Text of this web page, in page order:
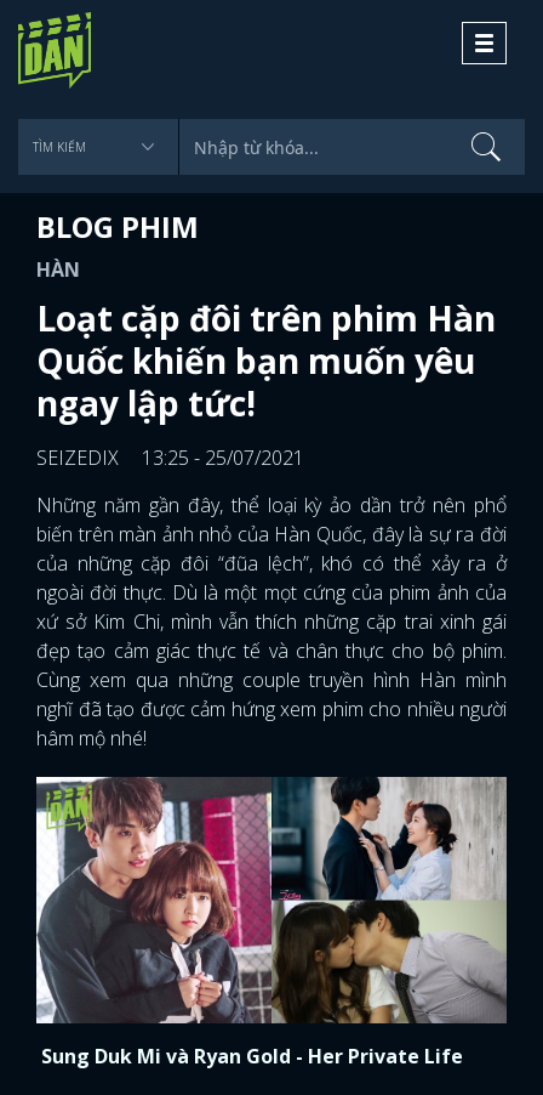
Toggle
BLOG PHIM
HÀN
Loạt cặp đôi trên phim Hàn
Quốc khiến bạn muốn yêu
ngay lập tức!
SEIZEDIX
13:25 - 25/07/2021
Những năm gần đây, thể loại kỳ ảo dần trở nên phổ
biến trên màn ảnh nhỏ của Hàn Quốc, đây là sự ra đời
của những cặp đôi “đũa lệch”, khó có thể xảy ra ở
ngoài đời thực. Dù là một mọt cứng của phim ảnh của
xứ sở Kim Chi, mình vẫn thích những cặp trai xinh gái
đẹp tạo cảm giác thực tế và chân thực cho bộ phim.
Cùng xem qua những couple truyền hình Hàn mình
nghĩ đã tạo được cảm hứng xem phim cho nhiều người
hâm mộ nhé!
Sung Duk Mi và Ryan Gold - Her Private Life